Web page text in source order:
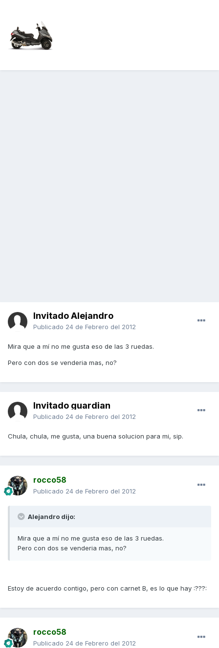
Invitado Alejandro
Publicado 24 de Febrero del 2012
Mira que a mí no me gusta eso de las 3 ruedas.
Pero con dos se venderia mas, no?
Invitado guardian
Publicado 24 de Febrero del 2012
Chula, chula, me gusta, una buena solucion para mi, sip.
rocco58
Publicado 24 de Febrero del 2012
Alejandro dijo:
Mira que a mí no me gusta eso de las 3 ruedas.
Pero con dos se venderia mas, no?
Estoy de acuerdo contigo, pero con carnet B, es lo que hay :???:
rocco58
Publicado 24 de Febrero del 2012